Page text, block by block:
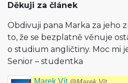
Děkuji za článek
Obdivuji pana Marka za jeho
to, že se bezplatně věnuje
o studium angličtiny. Moc mi
Senior – studentka
Marek Vít